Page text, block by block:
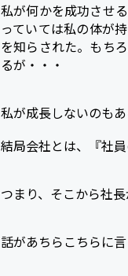
私が何かを成功させ
っていては私の体が
を知らされた。もち
るが・・・
私が成長しないのも
結局会社とは、『社
つまり、そこから社
話があちらこちらに